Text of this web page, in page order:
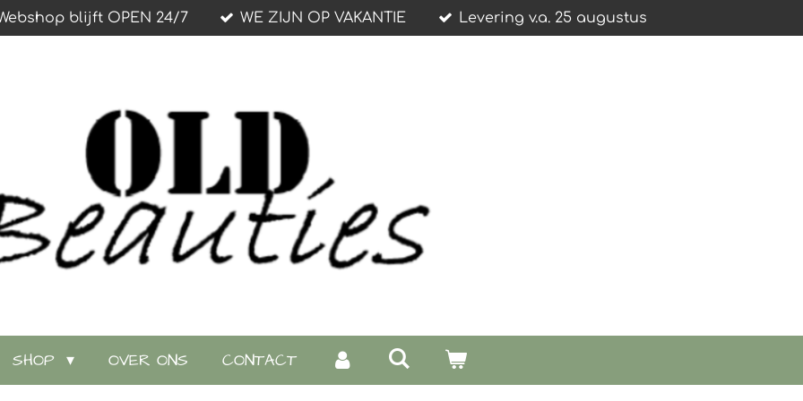
blijft OPEN 24/7 WE ZIJN OP VAKANTIE Levering v.a. 25 augustus
SHOP OVER ONS CONTACT